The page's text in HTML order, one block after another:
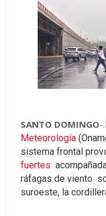
SANTO DOMINGO-.
Meteorología
sistema frontal
fuertes
ráfagas de viento
suroeste, la